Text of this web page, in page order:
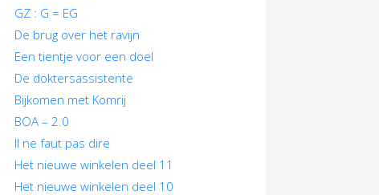
GZ : G = EG
De brug over het ravijn
Een tientje voor een doel
De doktersassistente
Bijkomen met Komrij
BOA – 2.0
Il ne faut pas dire
Het nieuwe winkelen deel 11
Het nieuwe winkelen deel 10